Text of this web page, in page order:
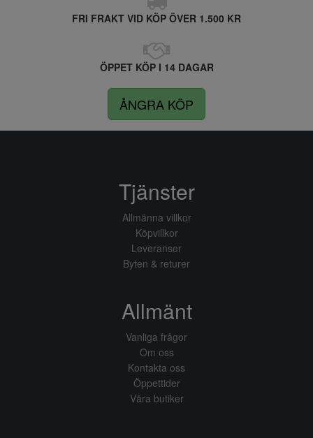
FRI FRAKT VID KÖP ÖVER 1.500 KR
ÖPPET KÖP I 14 DAGAR
ÅNGRA KÖP
Tjänster
Allmänna villkor
Köpvillkor
Leveranser
Byten & returer
Allmänt
Vanliga frågor
Om oss
Kontakta oss
Öppettider
Våra butiker